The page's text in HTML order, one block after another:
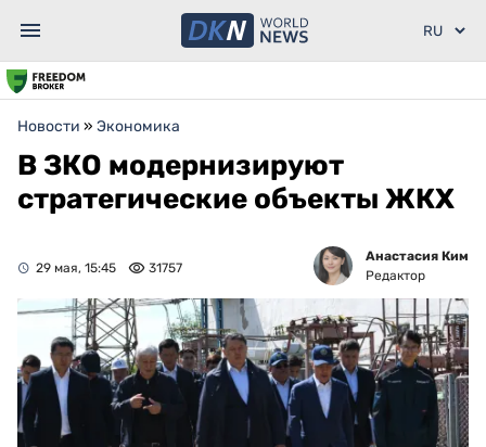
Новости » Экономика
В ЗКО модернизируют
стратегические объекты ЖКХ
29 мая, 15:45 31757
Анастасия Ким
Редактор